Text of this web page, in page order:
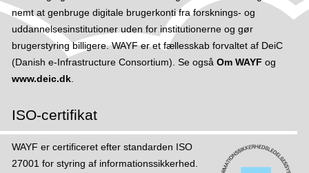
nemt at genbruge digitale brugerkonti fra forsknings- og
uddannelsesinstitutioner uden for institutionerne og gør
brugerstyring billigere. WAYF er et fællesskab forvaltet af DeiC
(Danish e-Infrastructure Consortium). Se også Om WAYF og
www.deic.dk.
ISO-certifikat
WAYF er certificeret efter standarden ISO
27001 for styring af informations­sikker­hed.